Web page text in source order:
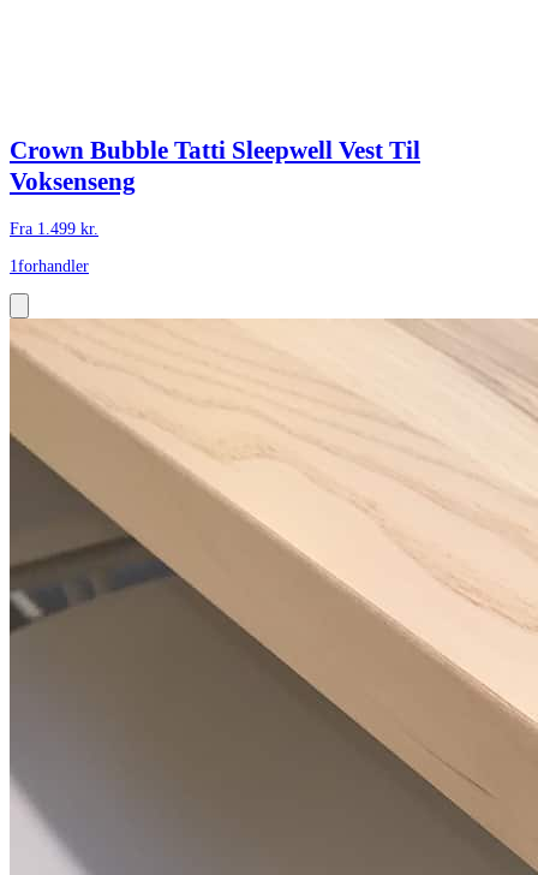
Crown Bubble Tatti Sleepwell Vest Til
Voksenseng
Fra 1.499 kr.
1 forhandler